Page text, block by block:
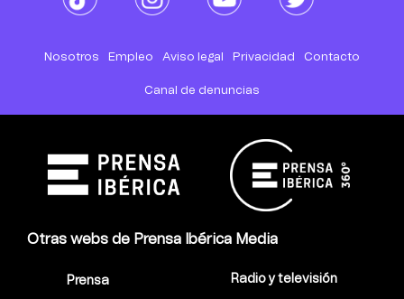
Nosotros Empleo Aviso legal Privacidad Contacto
Canal de denuncias
Otras webs de Prensa Ibérica Media
Prensa Radio y televisión